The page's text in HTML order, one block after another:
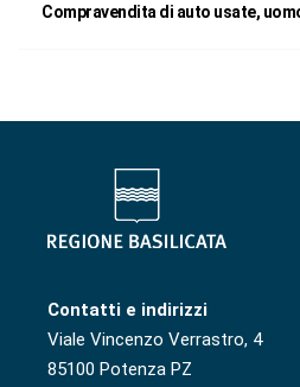
Compravendita di auto usate,
Contatti e indirizzi
Viale Vincenzo Verrastro, 4
85100 Potenza PZ